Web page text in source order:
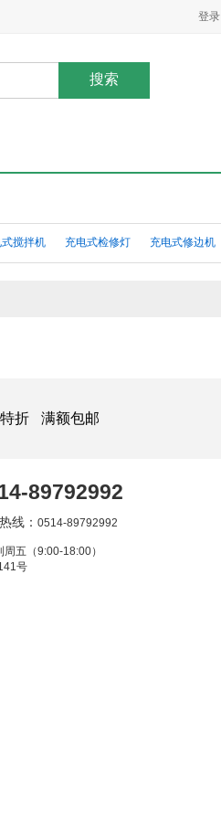
登录
搜索
式搅拌机 充电式检修灯 充电式修边机
折 满额包邮
89792992
线： 0514-89792992
五（9:00-18:00）
号